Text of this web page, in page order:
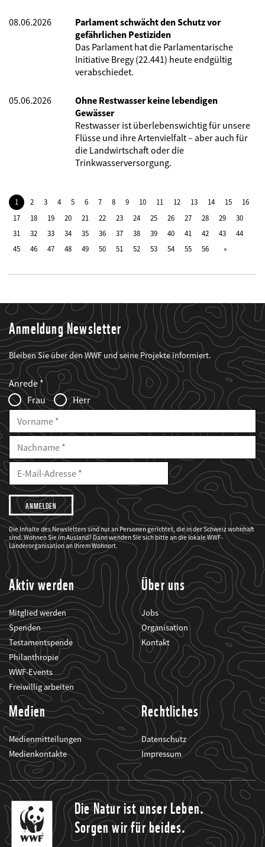
08.06.2026
Parlament schwächt den Schutz vor
gefährlichen Pestiziden
Das Parlament hat die Parlamentarische
Initiative Bregy (22.441) heute endgültig
verabschiedet.
05.06.2026
Ohne Restwasser keine lebendigen
Gewässer
Restwasser ist überlebenswichtig für unsere
Flüsse und ihre Artenvielfalt – aber auch für
die Landwirtschaft oder die
Trinkwasserversorgung.
1 2 3 4 5 6 7 8 9 10 11 12 13 14 15
16
17
18 19 20 21 22 23 24 25 26 27 28 29
30
31
32 33 34 35 36 37 38 39 40 41 42 43
44
45
46 47 48 49 50 51 52 53 54 55 56
Anmeldung Newsletter
Bleiben Sie über den WWF und seine Projekte informiert.
Web2Case
Infofelder
Fieldset
anrede_name
Anrede
Frau
Herr
Vorname
Nachname
E-
Mailadresse
E-
Adresse
Ich
möchte,
dass
der
WWF
mich
über
seine
Projekte
informiert.
Die Inhalte des Newsletters sind nur an Personen gerichtet, die in der Schweiz wohnhaft
sind. Wohnen Sie im Ausland? Dann wenden Sie sich bitte an die lokale WWF-
Länderorganisation an Ihrem Wohnort.
Aktiv werden
Mitglied werden
Spenden
Testamentspende
Philanthropie
WWF-Events
Freiwillig arbeiten
Über uns
Jobs
Organisation
Kontakt
Medien
Medienmitteilungen
Medienkontakte
Rechtliches
Datenschutz
Impressum
Die Natur ist unser Leben.
Sorgen wir für beides.